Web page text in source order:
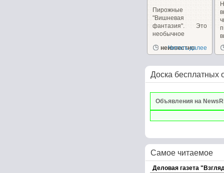
Пирожные
"Вишневая
фантазия". Это
необычное
сочетает в себе,...
неизвестно
Читать далее
Доска бесплатных
Объявления на
Самое читаемое